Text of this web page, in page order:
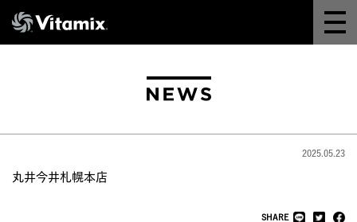
2025.05.23
丸井今井札幌本店
SHARE